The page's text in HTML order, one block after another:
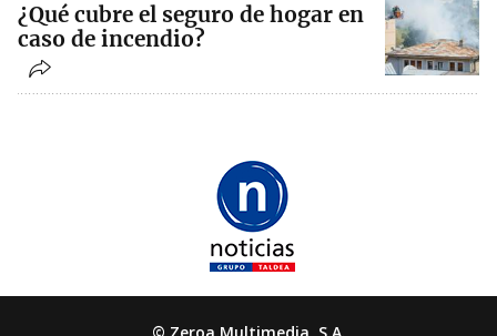
¿Qué cubre el seguro de hogar en
caso de incendio?